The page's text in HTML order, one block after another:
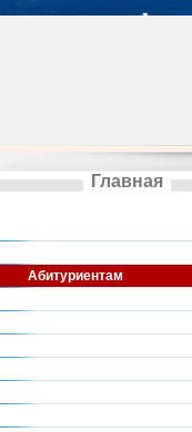
Главная
Абитуриентам